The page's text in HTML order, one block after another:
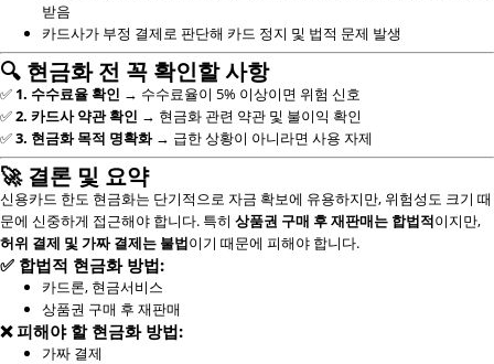
받음
카드사가 부정 결제로 판단해 카드 정지 및 법적 문제 발생
🔍 현금화 전 꼭 확인할 사항
✅ 1. 수수료율 확인 → 수수료율이 5% 이상이면 위험 신호
✅2. 카드사 약관 확인 → 현금화 관련 약관 및 불이익 확인
✅3. 현금화 목적 명확화→ 급한 상황이 아니라면 사용 자제
🚀결론 및 요약
신용카드 한도 현금화는 단기적으로 자금 확보에 유용하지만, 위험성도 크기 때
문에 신중하게 접근해야 합니다. 특히 상품권 구매 후 재판매는 합법적이지만,
허위 결제 및 가짜 결제는 불법이기 때문에 피해야 합니다.
✅ 합법적 현금화 방법:
카드론, 현금서비스
상품권 구매 후 재판매
❌피해야 할 현금화 방법:
가짜 결제